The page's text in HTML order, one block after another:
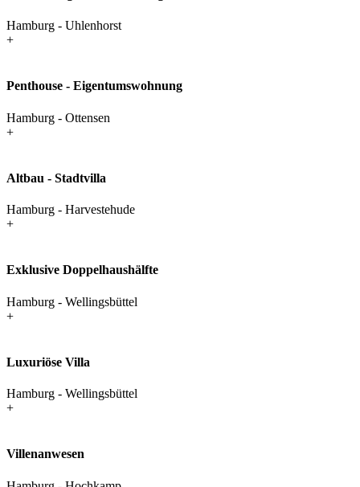
Hamburg - Uhlenhorst
+
Penthouse - Eigentumswohnung
Hamburg - Ottensen
+
Altbau - Stadtvilla
Hamburg - Harvestehude
+
Exklusive Doppelhaushälfte
Hamburg - Wellingsbüttel
+
Luxuriöse Villa
Hamburg - Wellingsbüttel
+
Villenanwesen